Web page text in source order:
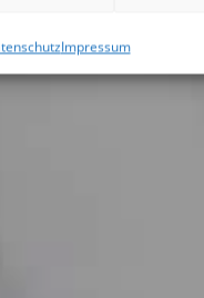
Impressum